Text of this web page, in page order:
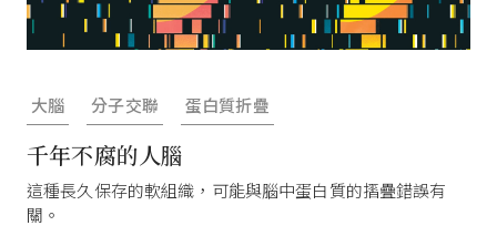
大腦 分子交聯 蛋白質折疊
千年不腐的人腦
這種長久保存的軟組織，可能與腦中蛋白質的摺疊錯誤有
關。